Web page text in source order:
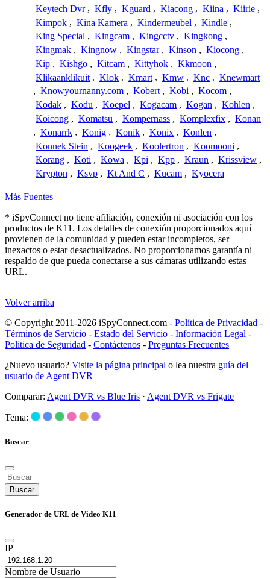
Keytech Dvr , Kfly , Kguard , Kiacong , Kiina , Kiirie ,
Kimpok , Kina Kamera , Kindermeubel , Kindle ,
King Special , Kingcam , Kingcctv , Kingkong ,
Kingmak , Kingnow , Kingstar , Kinson , Kiocong ,
Kip , Kishgo , Kitcam , Kittyhok , Kkmoon ,
Klikaanklikuit , Klok , Kmart , Kmw , Knc , Knewmart
, Knowyournanny.com , Kobert , Kobi , Kocom ,
Kodak , Kodu , Koepel , Kogacam , Kogan , Kohlen ,
Koicong , Komatsu , Kompernass , Komplexfix , Konan
, Konarrk , Konig , Konik , Konix , Konlen ,
Konnek Stein , Koogeek , Koolertron , Koomooni ,
Korang , Koti , Kowa , Kpi , Kpp , Kraun , Krissview ,
Krypton , Ksvp , Kt And C , Kucam , Kyocera
Más Fuentes
* iSpyConnect no tiene afiliación, conexión ni asociación con los
productos de K11. Los detalles de conexión proporcionados aquí
provienen de la comunidad y pueden estar incompletos, ser
inexactos o estar desactualizados. No proporcionamos garantía ni
respaldo de que pueda conectarse a sus cámaras utilizando estas
URL.
Volver arriba
© Copyright 2011-2026 iSpyConnect.com - Política de Privacidad -
Términos de Servicio - Estado del Servicio - Información Legal -
Política de Seguridad - Contáctenos - Preguntas Frecuentes
¿Nuevo usuario? Visite la página principal o lea nuestra guía del
usuario de Agent DVR
Comparar: Agent DVR vs Blue Iris · Agent DVR vs Frigate
Tema:
Buscar
Buscar
Generador de URL de Video K11
IP
Nombre de Usuario